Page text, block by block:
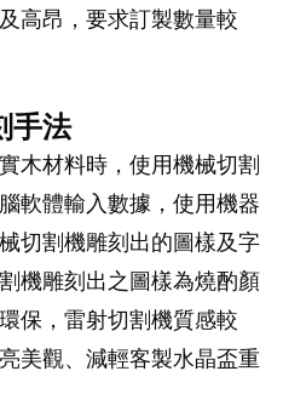
高昂，要求訂製數量較
手法
木材料時，使用機械切割
軟體輸入數據，使用機器
切割機雕刻出的圖樣及字
機雕刻出之圖樣為燒酌顏
保，雷射切割機質感較
美觀、減輕客製水晶盃重